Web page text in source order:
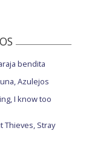
bendita
Azulejos
I know too
Thieves, Stray